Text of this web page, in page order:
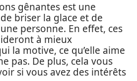
gênantes est une
briser la glace et de
personne. En effet, ces
à mieux
la motive, ce qu’elle aime
pas. De plus, cela vous
si vous avez des intérêts